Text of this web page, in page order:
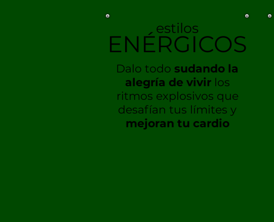
estilos
ENÉRGICOS
Dalo todo sudando la
alegría de vivir los
ritmos explosivos que
desafían tus límites y
mejoran tu cardio